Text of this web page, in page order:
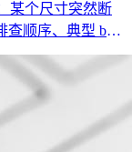
某个尺寸突然断
查顺序、典型 bug